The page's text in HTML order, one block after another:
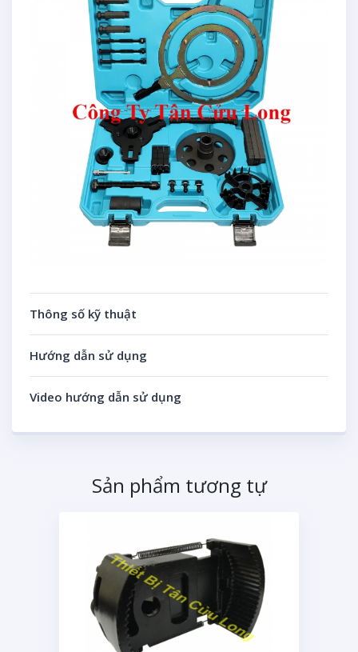
Thông số kỹ thuật
Hướng dẫn sử dụng
Video hướng dẫn sử dụng
Sản phẩm tương tự